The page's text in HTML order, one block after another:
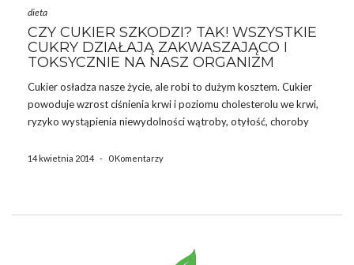
dieta
CZY CUKIER SZKODZI? TAK! WSZYSTKIE
CUKRY DZIAŁAJĄ ZAKWASZAJĄCO I
TOKSYCZNIE NA NASZ ORGANIZM
Cukier osładza nasze życie, ale robi to dużym kosztem. Cukier
powoduje wzrost ciśnienia krwi i poziomu cholesterolu we krwi,
ryzyko wystąpienia niewydolności wątroby, otyłość, choroby
rzeczywistości tak toksyczne dla organizmu człowieka, że jego
14 kwietnia 2014 - 0 Komentarzy